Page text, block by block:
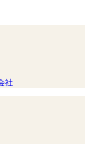
社